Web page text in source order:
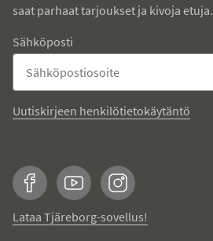
saat parhaat tarjoukset ja kivoja etuja.
Sähköposti
Uutiskirjeen henkilötietokäytäntö
FacebookYouTubeInstagram
Lataa Tjäreborg-sovellus!